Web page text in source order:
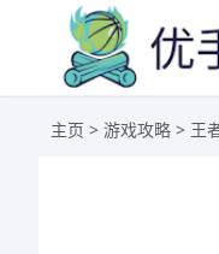
主页 > 游戏攻略 > 王